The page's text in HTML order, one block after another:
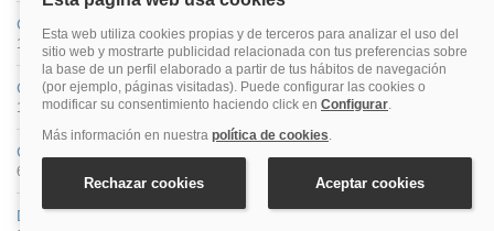
Costa Smeralda
104 hoteles
Crabonaxa/villasimius
19 hoteles
Cugnana Verde
6 hoteles
Domus De Maria